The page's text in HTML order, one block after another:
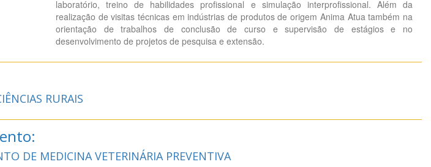
laboratório, treino de habilidades profissional e simulação interprofissional. Além da
realização de visitas técnicas em indústrias de produtos de origem Anima Atua também na
orientação de trabalhos de conclusão de curso e supervisão de estágios e no
desenvolvimento de projetos de pesquisa e extensão.
RURAIS
DE MEDICINA VETERINÁRIA PREVENTIVA